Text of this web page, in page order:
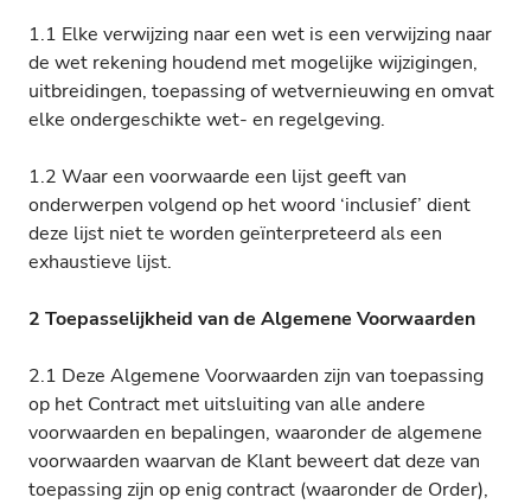
1.1 Elke verwijzing naar een wet is een verwijzing naar
de wet rekening houdend met mogelijke wijzigingen,
uitbreidingen, toepassing of wetvernieuwing en omvat
elke ondergeschikte wet- en regelgeving.
1.2 Waar een voorwaarde een lijst geeft van
onderwerpen volgend op het woord ‘inclusief’ dient
deze lijst niet te worden geïnterpreteerd als een
exhaustieve lijst.
2 Toepasselijkheid van de Algemene Voorwaarden
2.1 Deze Algemene Voorwaarden zijn van toepassing
op het Contract met uitsluiting van alle andere
voorwaarden en bepalingen, waaronder de algemene
voorwaarden waarvan de Klant beweert dat deze van
toepassing zijn op enig contract (waaronder de Order),